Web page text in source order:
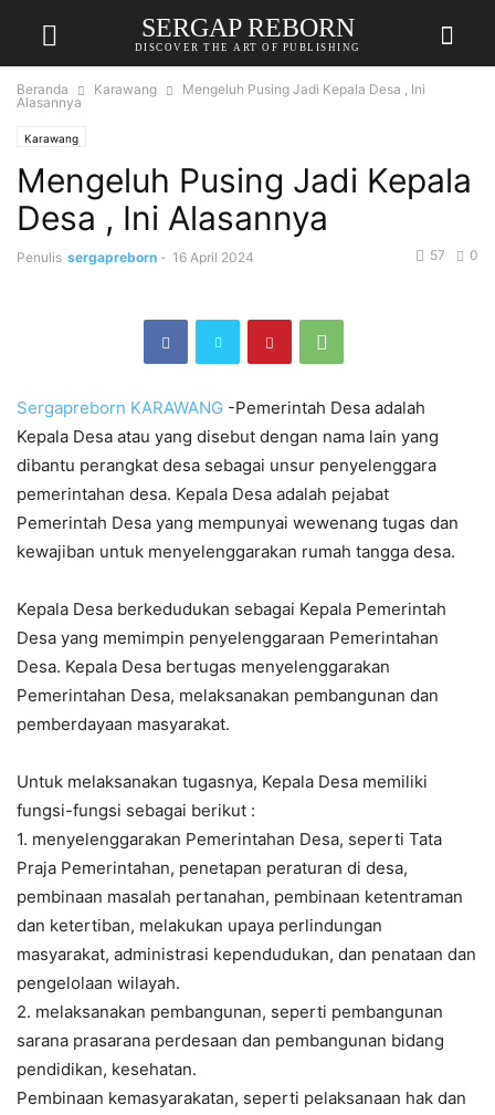
SERGAP REBORN
DISCOVER THE ART OF PUBLISHING
Beranda Karawang
Mengeluh Pusing Jadi Kepala Desa , Ini
Alasannya
Karawang
Mengeluh Pusing Jadi Kepala
Desa , Ini Alasannya
Penulis sergapreborn - 16 April 2024 0
57
Sergapreborn KARAWANG -Pemerintah Desa adalah
Kepala Desa atau yang disebut dengan nama lain yang
dibantu perangkat desa sebagai unsur penyelenggara
pemerintahan desa. Kepala Desa adalah pejabat
Pemerintah Desa yang mempunyai wewenang tugas dan
kewajiban untuk menyelenggarakan rumah tangga desa.
Kepala Desa berkedudukan sebagai Kepala Pemerintah
Desa yang memimpin penyelenggaraan Pemerintahan
Desa. Kepala Desa bertugas menyelenggarakan
Pemerintahan Desa, melaksanakan pembangunan dan
pemberdayaan masyarakat.
Untuk melaksanakan tugasnya, Kepala Desa memiliki
fungsi-fungsi sebagai berikut :
1. menyelenggarakan Pemerintahan Desa, seperti Tata
Praja Pemerintahan, penetapan peraturan di desa,
pembinaan masalah pertanahan, pembinaan ketentraman
dan ketertiban, melakukan upaya perlindungan
masyarakat, administrasi kependudukan, dan penataan dan
pengelolaan wilayah.
2. melaksanakan pembangunan, seperti pembangunan
sarana prasarana perdesaan dan pembangunan bidang
pendidikan, kesehatan.
Pembinaan kemasyarakatan, seperti pelaksanaan hak dan